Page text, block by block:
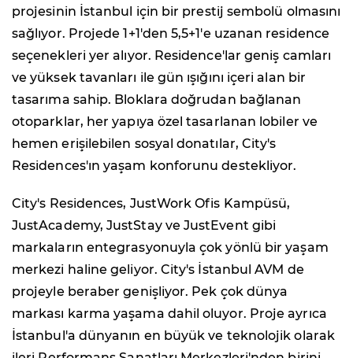
projesinin İstanbul için bir prestij sembolü olmasını
sağlıyor. Projede 1+1'den 5,5+1'e uzanan residence
seçenekleri yer alıyor. Residence'lar geniş camları
ve yüksek tavanları ile gün ışığını içeri alan bir
tasarıma sahip. Bloklara doğrudan bağlanan
otoparklar, her yapıya özel tasarlanan lobiler ve
hemen erişilebilen sosyal donatılar, City's
Residences'ın yaşam konforunu destekliyor.
City's Residences, JustWork Ofis Kampüsü,
JustAcademy, JustStay ve JustEvent gibi
markaların entegrasyonuyla çok yönlü bir yaşam
merkezi haline geliyor. City's İstanbul AVM de
projeyle beraber genişliyor. Pek çok dünya
markası karma yaşama dahil oluyor. Proje ayrıca
İstanbul'a dünyanın en büyük ve teknolojik olarak